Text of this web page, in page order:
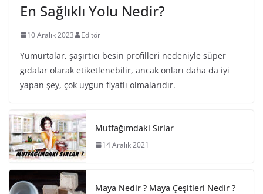
En Sağlıklı Yolu Nedir?
10 Aralık 2023 Editör
Yumurtalar, şaşırtıcı besin profilleri nedeniyle süper
gıdalar olarak etiketlenebilir, ancak onları daha da iyi
yapan şey, çok uygun fiyatlı olmalarıdır.
Mutfağımdaki Sırlar
14 Aralık 2021
Maya Nedir ? Maya Çeşitleri Nedir ?